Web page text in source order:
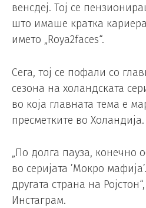
венсдеј. Тој се
што имаше кратка
името „Roya2faces“.
Сега, тој се пофали со
сезона на холандската
во која главната тема е
пресметките во Холандија.
„По долга пауза, конечно
во серијата ’Мокро
другата страна на
Инстаграм.